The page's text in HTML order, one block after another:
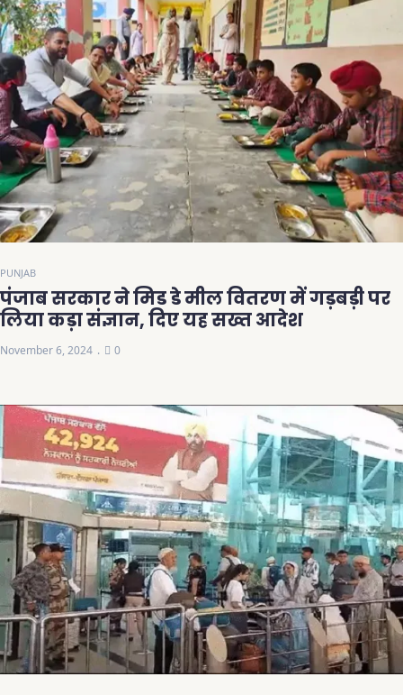
PUNJAB
पंजाब सरकार ने मिड डे मील वितरण में गड़बड़ी पर
लिया कड़ा संज्ञान, दिए यह सख्त आदेश
November 6, 2024 0